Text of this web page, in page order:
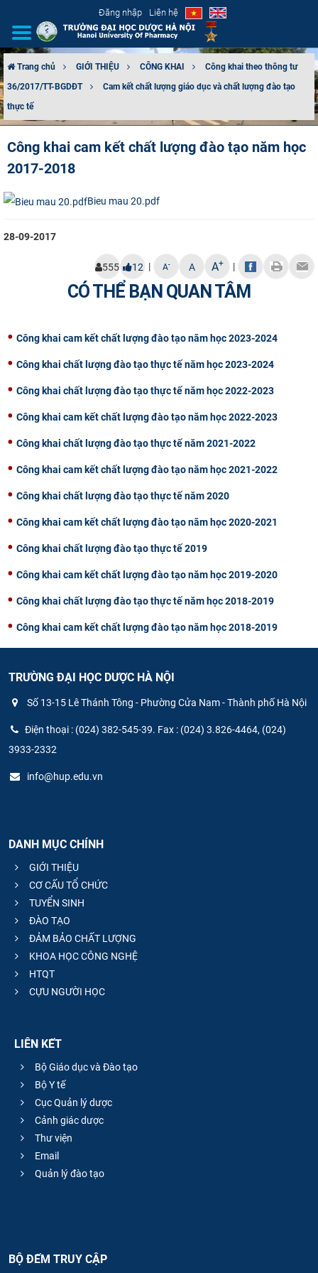
Đăng nhập Liên hệ
GIỚI THIỆU
CƠ CẤU TỔ CHỨC
TUYỂN SINH
ĐÀO TẠO
ĐẢM BẢO CHẤT LƯỢNG
KHOA HỌC CÔNG NGHỆ
CỰU NGƯỜI HỌC
Trang chủ GIỚI THIỆU CÔNG KHAI
Công khai theo thông tư
36/2017/TT-BGDĐT
Cam kết chất lượng giáo dục và chất lượng đào tạo
thực tế
Công khai cam kết chất lượng đào tạo năm học
2017-2018
Bieu mau 20.pdf
28-09-2017
555 12 | A- A A+ |
CÓ THỂ BẠN QUAN TÂM
Công khai cam kết chất lượng đào tạo năm học 2023-2024
Công khai chất lượng đào tạo thực tế năm học 2023-2024
Công khai chất lượng đào tạo thực tế năm học 2022-2023
Công khai cam kết chất lượng đào tạo năm học 2022-2023
Công khai chất lượng đào tạo thực tế năm 2021-2022
Công khai cam kết chất lượng đào tạo năm học 2021-2022
Công khai chất lượng đào tạo thực tế năm 2020
Công khai cam kết chất lượng đào tạo năm học 2020-2021
Công khai chất lượng đào tạo thực tế 2019
Công khai cam kết chất lượng đào tạo năm học 2019-2020
Công khai chất lượng đào tạo thực tế năm học 2018-2019
Công khai cam kết chất lượng đào tạo năm học 2018-2019
TRƯỜNG ĐẠI HỌC DƯỢC HÀ NỘI
Số 13-15 Lê Thánh Tông - Phường Cửa Nam - Thành phố Hà Nội
Điện thoại : (024) 382-545-39. Fax : (024) 3.826-4464, (024)
3933-2332
info@hup.edu.vn
DANH MỤC CHÍNH
GIỚI THIỆU
CƠ CẤU TỔ CHỨC
TUYỂN SINH
ĐÀO TẠO
ĐẢM BẢO CHẤT LƯỢNG
KHOA HỌC CÔNG NGHỆ
HTQT
CỰU NGƯỜI HỌC
LIÊN KẾT
Bộ Giáo dục và Đào tạo
Bộ Y tế
Cục Quản lý dược
Cảnh giác dược
Thư viện
Email
Quản lý đào tạo
BỘ ĐẾM TRUY CẬP